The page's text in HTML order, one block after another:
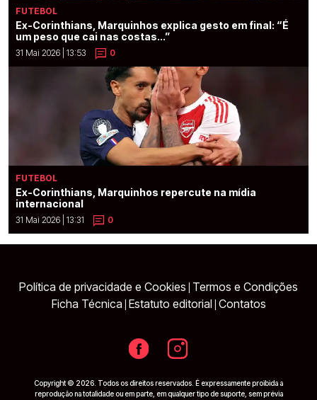
FUTEBOL
Ex-Corinthians, Marquinhos explica gesto em final: “É
um peso que cai nas costas...”
31 Mai 2026 | 13:53 0
FUTEBOL
Ex-Corinthians, Marquinhos repercute na mídia
internacional
31 Mai 2026 | 13:31 0
Política de privacidade e Cookies Termos e Condições
Ficha Técnica Estatuto editorial Contatos
Copyright © 2026. Todos os direitos reservados. É expressamente proibida a
reprodução na totalidade ou em parte, em qualquer tipo de suporte, sem prévia